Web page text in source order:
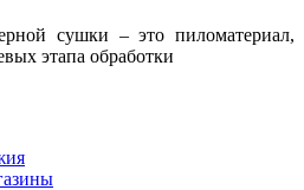
сушки – это пиломатериал,
этапа обработки